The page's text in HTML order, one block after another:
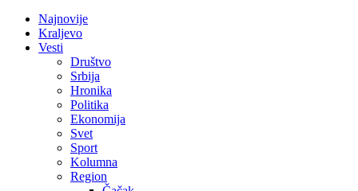
Najnovije
Kraljevo
Vesti
Društvo
Srbija
Hronika
Politika
Ekonomija
Svet
Sport
Kolumna
Region